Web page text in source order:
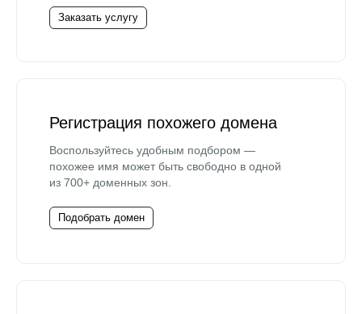
Заказать услугу
Регистрация похожего домена
Воспользуйтесь удобным подбором —
похожее имя может быть свободно в одной
из 700+ доменных зон.
Подобрать домен